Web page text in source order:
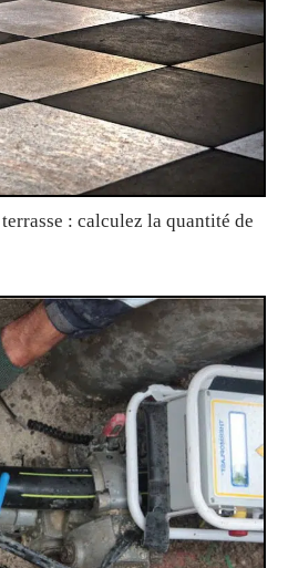
: calculez la quantité de